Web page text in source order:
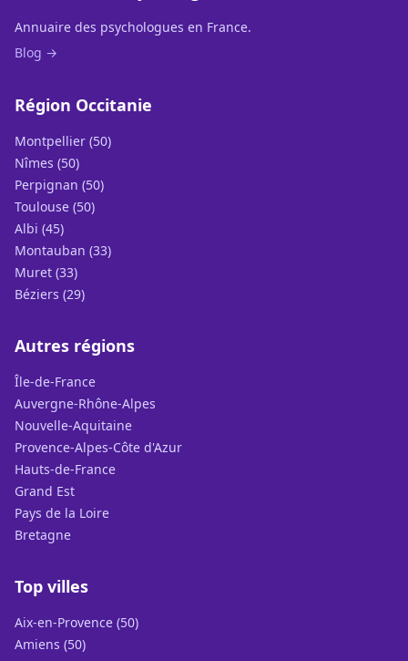
Annuaire des psychologues en France.
Blog →
Région Occitanie
Montpellier (50)
Nîmes (50)
Perpignan (50)
Toulouse (50)
Albi (45)
Montauban (33)
Muret (33)
Béziers (29)
Autres régions
Île-de-France
Auvergne-Rhône-Alpes
Nouvelle-Aquitaine
Provence-Alpes-Côte d'Azur
Hauts-de-France
Grand Est
Pays de la Loire
Bretagne
Top villes
Aix-en-Provence (50)
Amiens (50)